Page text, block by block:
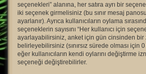
seçenekleri” alanına, her satıra ayrı bir
iki seçenek girmelisiniz (bu sınır mesaj
ayarlanır). Ayrıca kullanıcıların oylama
seçeneklerin sayısını “Her kullanıcı için
ayarlayabilirsiniz, anket için gün cinsinden bir
belirleyebilirsiniz (sınırsız sürede olması için
eğer kullanıcıların kendi oylarını değiştirme
seçeneği değiştirebilirler.